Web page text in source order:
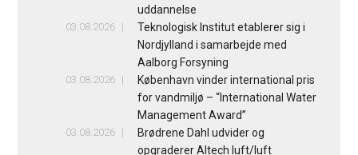
uddannelse
03.08.2026
Teknologisk Institut etablerer sig i
Nordjylland i samarbejde med
Aalborg Forsyning
03.08.2026
København vinder international pris
for vandmiljø – “International Water
Management Award”
03.08.2026
Brødrene Dahl udvider og
opgraderer Altech luft/luft